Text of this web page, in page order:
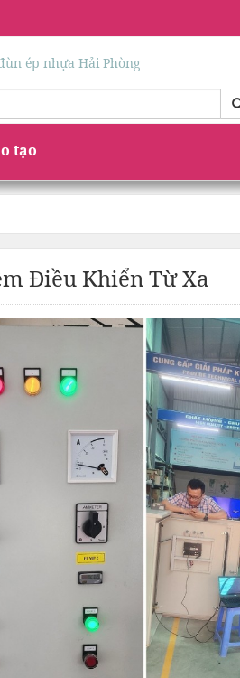
ép nhựa Hải Phòng
tạo
Điều Khiển Từ Xa